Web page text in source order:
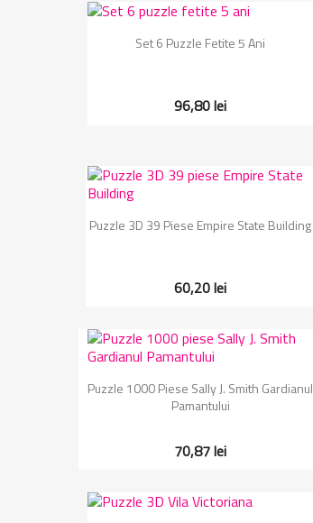
Vizualizare rapida
Set 6 Puzzle Fetite 5 Ani
96,80 lei
Vizualizare rapida
Puzzle 3D 39 Piese Empire State Building
60,20 lei
Vizualizare rapida
Puzzle 1000 Piese Sally J. Smith Gardianul
Pamantului
70,87 lei